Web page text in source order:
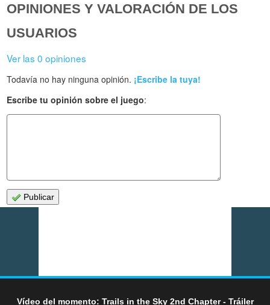
OPINIONES Y VALORACIÓN DE LOS
USUARIOS
Ver las 0 opiniones
Todavía no hay ninguna opinión. ¡Escribe la tuya!
Escribe tu opinión sobre el juego:
Publicar
Vídeo del momento: Trails in the Sky 2nd Chapter - Tráiler